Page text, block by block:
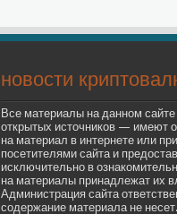
новости
Все материалы на данном сайте
открытых источников — имеют
на материал в интернете или
посетителями сайта и
исключительно в
на материалы принадлежат их
Администрация сайта
содержание материала не